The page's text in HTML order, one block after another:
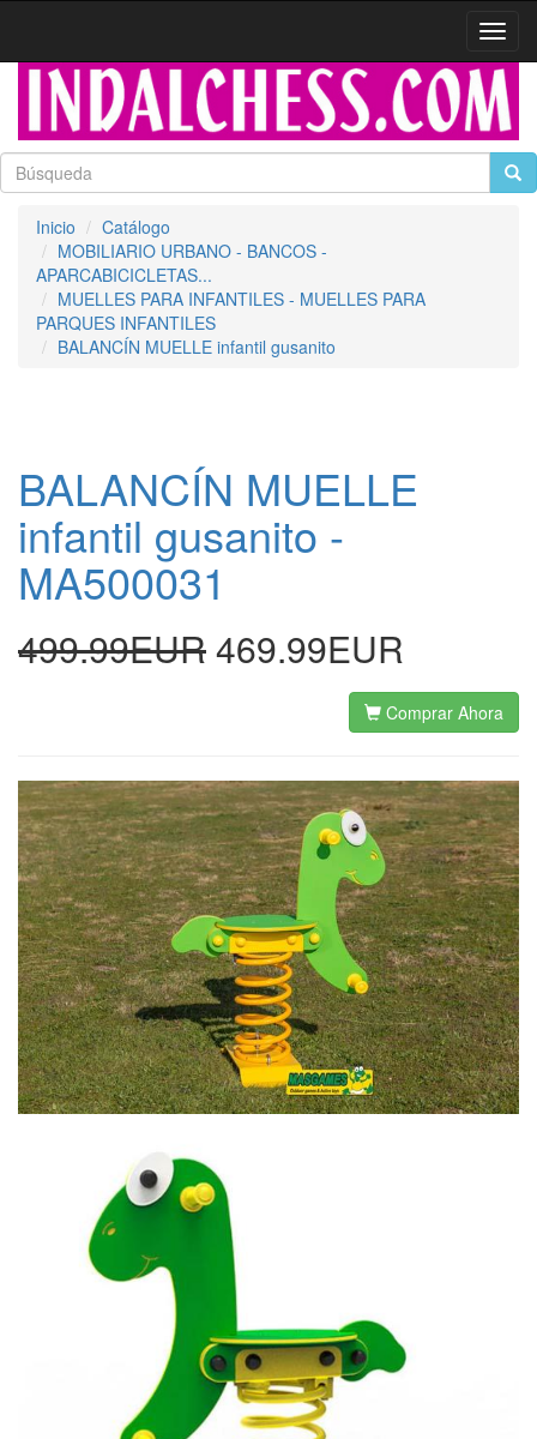
Inicio
Catálogo
MOBILIARIO URBANO - BANCOS -
APARCABICICLETAS...
MUELLES PARA INFANTILES - MUELLES PARA
PARQUES INFANTILES
BALANCÍN MUELLE infantil gusanito
BALANCÍN MUELLE
infantil gusanito -
MA500031
499.99EUR469.99EUR
Comprar Ahora